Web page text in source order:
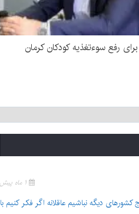
رفع سوءتغذیه کودکان کرمان
دیگه نباشیم عاقلانه اگر فکر کنیم با